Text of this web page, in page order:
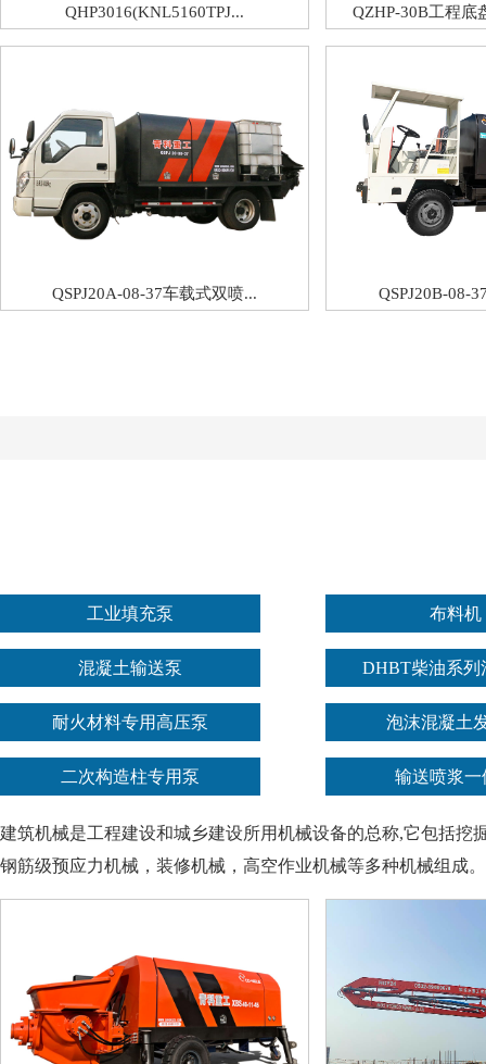
QHP3016(KNL5160TPJ... QZHP-30B工程底
QSPJ20A-08-37车载式双喷... QSPJ20B-08-
工业填充泵 布料机
混凝土输送泵 DHBT柴油系列
耐火材料专用高压泵 泡沫混凝土
二次构造柱专用泵 输送喷浆一
建筑机械是工程建设和城乡建设所用机械设备的总称,它包括
钢筋级预应力机械，装修机械，高空作业机械等多种机械组成。